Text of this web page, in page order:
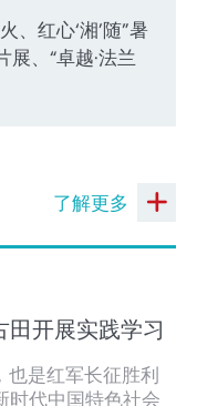
、红心‘湘’随”暑
、“卓越·法兰
了解更多
开展实践学习
也是红军长征胜利
时代中国特色社会